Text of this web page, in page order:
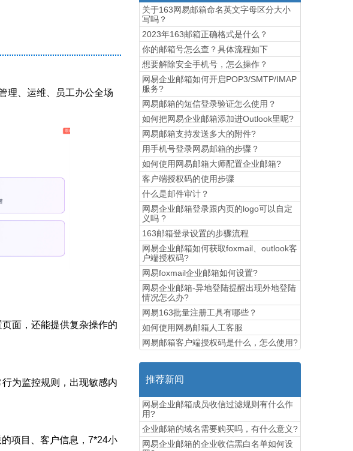
理、运维、员工办公全场
面，还能提供复杂操作的
为监控规则，出现敏感内
项目、客户信息，7*24小
关于163网易邮箱命名英文字母区分大小
写吗？
2023年163邮箱正确格式是什么？
你的邮箱号怎么查？具体流程如下
想要解除安全手机号，怎么操作？
网易企业邮箱如何开启POP3/SMTP/IMAP
服务?
网易邮箱的短信登录验证怎么使用？
如何把网易企业邮箱添加进Outlook里呢?
网易邮箱支持发送多大的附件?
用手机号登录网易邮箱的步骤？
如何使用网易邮箱大师配置企业邮箱?
​客户端授权码的使用步骤
什么是邮件审计？
网易企业邮箱登录跟内页的logo可以自定
义吗 ?
163邮箱登录设置的步骤流程
网易企业邮箱如何获取foxmail、outlook客
户端授权码?
网易foxmail企业邮箱如何设置?
网易企业邮箱-异地登陆提醒出现外地登陆
情况怎么办?
网易163批量注册工具有哪些？
如何使用网易邮箱人工客服
网易邮箱客户端授权码是什么，怎么使用?
推荐新闻
网易企业邮箱成员收信过滤规则有什么作
用?
企业邮箱的域名需要购买吗，有什么意义?
网易企业邮箱的企业收信黑白名单如何设